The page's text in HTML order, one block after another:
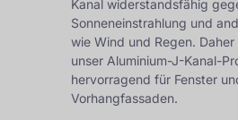
Kanal widerstandsfähig
Sonneneinstrahlung und
wie Wind und Regen.
unser Aluminium-J-Kanal-
hervorragend für Fenster
Vorhangfassaden.